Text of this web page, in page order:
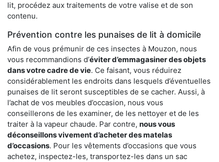
lit, procédez aux traitements de votre valise et de son
contenu.
Prévention contre les punaises de lit à domicile
Afin de vous prémunir de ces insectes à Mouzon, nous
vous recommandions d’éviter d’emmagasiner des objets
dans votre cadre de vie. Ce faisant, vous réduirez
considérablement les endroits dans lesquels d’éventuelles
punaises de lit seront susceptibles de se cacher. Aussi, à
l’achat de vos meubles d’occasion, nous vous
conseillerons de les examiner, de les nettoyer et de les
traiter à la vapeur chaude. Par contre, nous vous
déconseillons vivement d’acheter des matelas
d’occasions. Pour les vêtements d’occasions que vous
achetez, inspectez-les, transportez-les dans un sac